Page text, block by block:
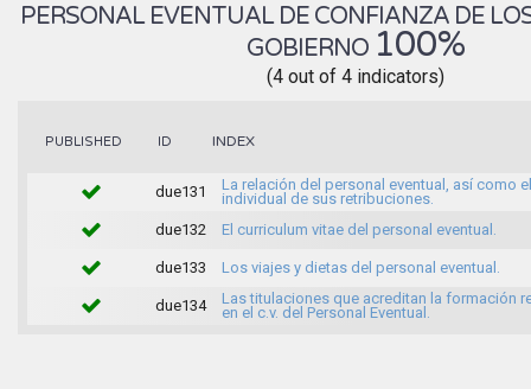
PERSONAL EVENTUAL DE CONFIANZA DE
GOBIERNO 100%
(4 out of 4 indicators)
PUBLISHED ID INDEX
due131
La relación del personal eventual, así como
individual de sus retribuciones.
due132
El curriculum vitae del personal eventual.
due133 Los viajes y dietas del personal eventual.
due134
Las titulaciones que acreditan la formación
en el c.v. del Personal Eventual.